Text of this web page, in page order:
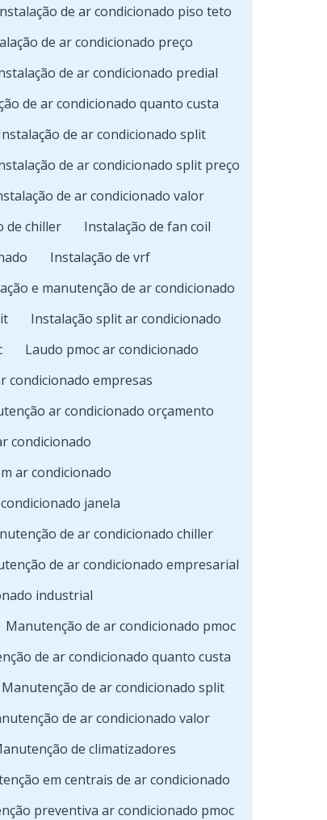
de ar condicionado piso teto
de ar condicionado preço
de ar condicionado predial
de ar condicionado quanto custa
de ar condicionado split
de ar condicionado split preço
de ar condicionado valor
de chiller
Instalação de fan coil
Instalação de vrf
e manutenção de ar condicionado
Instalação split ar condicionado
Laudo pmoc ar condicionado
condicionado empresas
ar condicionado orçamento
condicionado
ar condicionado
janela
de ar condicionado chiller
de ar condicionado empresarial
industrial
Manutenção de ar condicionado pmoc
de ar condicionado quanto custa
Manutenção de ar condicionado split
de ar condicionado valor
de climatizadores
em centrais de ar condicionado
preventiva ar condicionado pmoc